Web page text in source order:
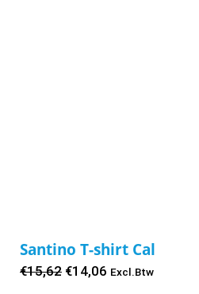
Santino T-shirt Cal
€15,62 Oorspronkelijke
€14,06 Huidige
Excl.Btw